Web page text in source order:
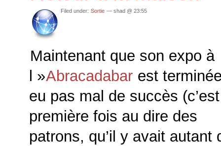
Filed under: Sortie — shad @ 23:55
Maintenant que son expo à
l »Abracadabar est
eu pas mal de succès
première fois au dire des
patrons, qu’il y avait autant